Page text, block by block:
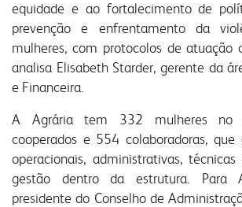
cooperado trabalhe conosco
equidade e ao fortalecimento de
prevenção e enfrentamento da
mulheres, com protocolos de atuação
analisa Elisabeth Starder, gerente da
e Financeira.
A Agrária tem 332 mulheres no
cooperados e 554 colaboradoras,
operacionais, administrativas,
gestão dentro da estrutura. Para
presidente do Conselho de